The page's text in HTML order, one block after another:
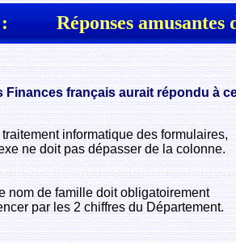
Réponses amusantes
Finances français aurait répondu à
informatique des formulaires,
ne doit pas dépasser de la colonne.
nom de famille doit obligatoirement
par les 2 chiffres du Département.